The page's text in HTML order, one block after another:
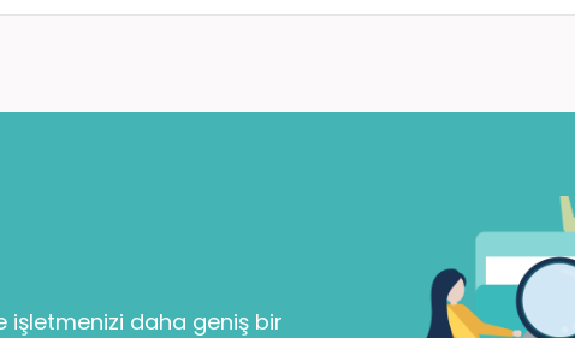
işletmenizi daha geniş bir